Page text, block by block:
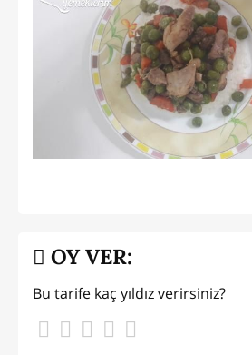
OY VER:
Bu tarife kaç yıldız verirsiniz?